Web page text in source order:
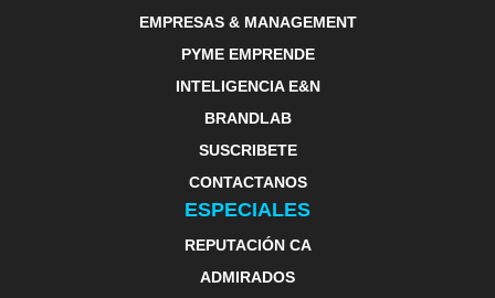
EMPRESAS & MANAGEMENT
PYME EMPRENDE
INTELIGENCIA E&N
BRANDLAB
SUSCRIBETE
CONTACTANOS
ESPECIALES
REPUTACIÓN CA
ADMIRADOS